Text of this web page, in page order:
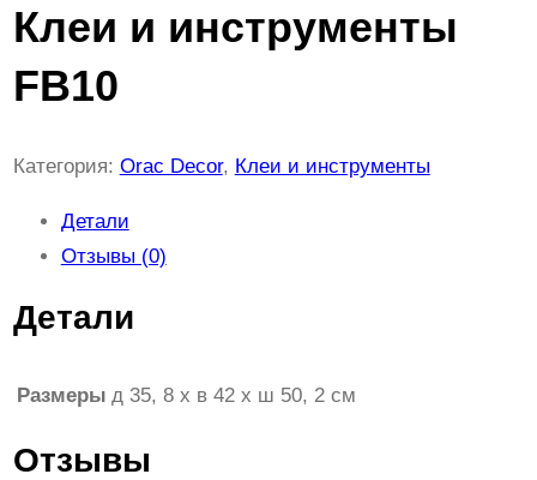
Клеи и инструменты
FB10
Категория: Orac Decor, Клеи и инструменты
Детали
Отзывы (0)
Детали
Размеры д 35, 8 x в 42 x ш 50, 2 см
Отзывы